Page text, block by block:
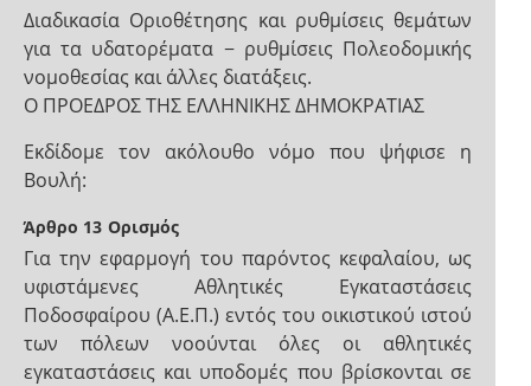
Διαδικασία Οριοθέτησης και ρυθμίσεις θεμάτων
για τα υδατορέματα − ρυθμίσεις Πολεοδομικής
νομοθεσίας και άλλες διατάξεις.
Ο ΠΡΟΕΔΡΟΣ ΤΗΣ ΕΛΛΗΝΙΚΗΣ ΔΗΜΟΚΡΑΤΙΑΣ
Εκδίδομε τον ακόλουθο νόμο που ψήφισε η
Βουλή:
Άρθρο 13 Ορισμός
Για την εφαρμογή του παρόντος κεφαλαίου, ως
υφιστάμενες Αθλητικές Εγκαταστάσεις
Ποδοσφαίρου (Α.Ε.Π.) εντός του οικιστικού ιστού
των πόλεων νοούνται όλες οι αθλητικές
εγκαταστάσεις και υποδομές που βρίσκονται σε